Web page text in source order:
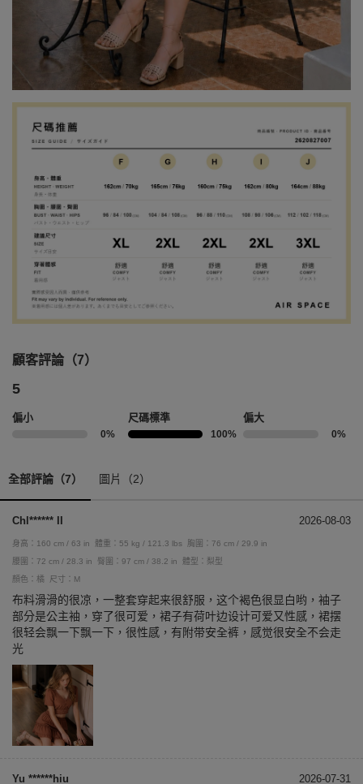
顧客評論（7）
5
偏小
0%
尺碼標準
100%
偏大
0%
全部評論（7） 圖片（2）
Chl****** II 2026-08-03
身高：160 cm / 63 in 體重：55 kg / 121.3 lbs
胸圍：76 cm / 29.9 in
腰圍：72 cm / 28.3 in
臀圍：97 cm / 38.2 in
體型：梨型
顏色：橘
尺寸：M
布料滑滑的很凉，一整套穿起来很舒服，这个褐色很显白哟，袖子
部分是公主袖，穿了很可爱，裙子有荷叶边设计可爱又性感，裙摆
很轻会飘一下飘一下，很性感，有附带安全裤，感觉很安全不会走
光
Yu ******hiu 2026-07-31